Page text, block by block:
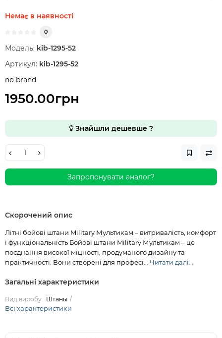
Немає в наявності
0
Модель: kib-1295-52
Артикул: kib-1295-52
no brand
1950.00грн
Знайшли дешевше ?
Запропонувати аналог?
Скорочений опис
Літні бойові штани Military Мультикам – витривалість, комфорт
і функціональність Бойові штани Military Мультикам – це
поєднання високої міцності, продуманого дизайну та
практичності. Вони створені для професі... Читати далі...
Загальні характеристики
Вид виробу Штаны
Всі характеристики